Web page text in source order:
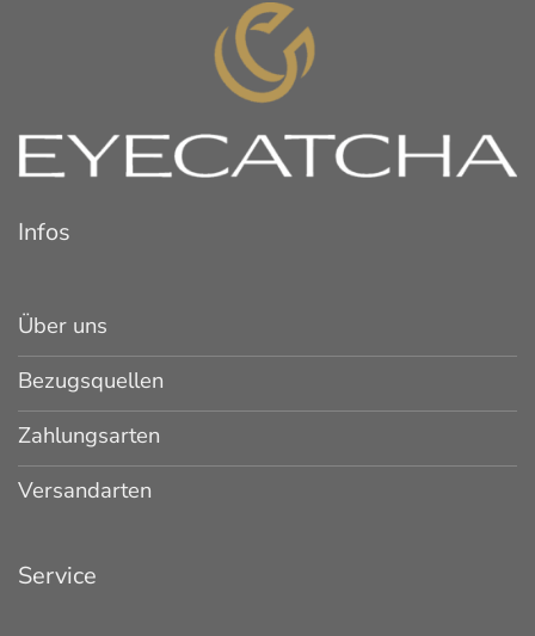
Infos
Über uns
Bezugsquellen
Zahlungsarten
Versandarten
Service